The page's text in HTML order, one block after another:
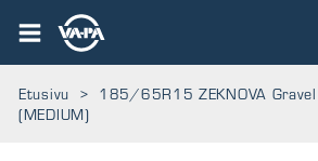
Etusivu > 185/65R15 ZEKNOVA
(MEDIUM)